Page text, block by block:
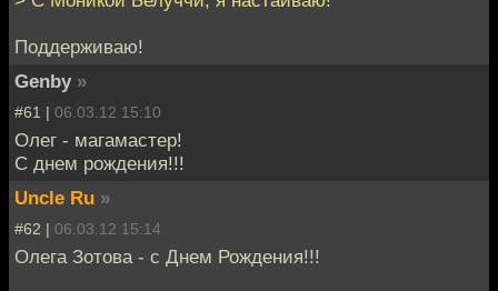
Поддерживаю!
Genby »
#61 | 06.03.12 15:10
Олег - магамастер!
С днем рождения!!!
Uncle Ru »
#62 | 06.03.12 15:14
Олега Зотова - с Днем Рождения!!!